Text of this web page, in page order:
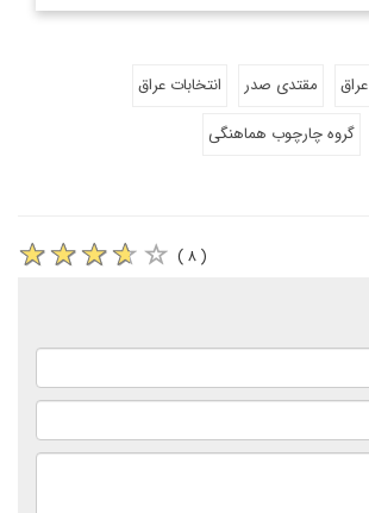
عراق مقتدی صدر
انتخابات عراق
گروه چارچوب هماهنگی
( ۸ )